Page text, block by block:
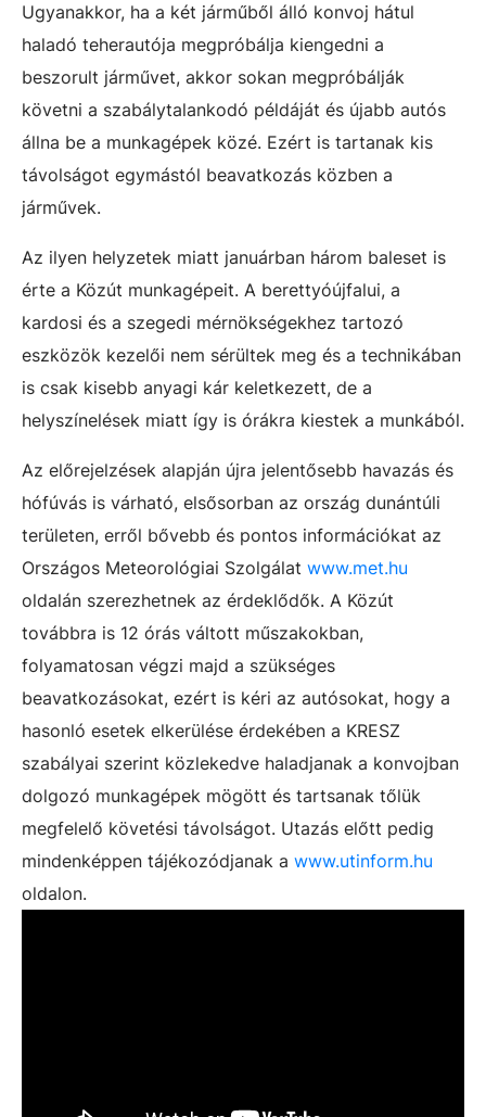
Ugyanakkor, ha a két járműből álló konvoj hátul
haladó teherautója megpróbálja kiengedni a
beszorult járművet, akkor sokan megpróbálják
követni a szabálytalankodó példáját és újabb autós
állna be a munkagépek közé. Ezért is tartanak kis
távolságot egymástól beavatkozás közben a
járművek.
Az ilyen helyzetek miatt januárban három baleset is
érte a Közút munkagépeit. A berettyóújfalui, a
kardosi és a szegedi mérnökségekhez tartozó
eszközök kezelői nem sérültek meg és a technikában
is csak kisebb anyagi kár keletkezett, de a
helyszínelések miatt így is órákra kiestek a munkából.
Az előrejelzések alapján újra jelentősebb havazás és
hófúvás is várható, elsősorban az ország dunántúli
területen, erről bővebb és pontos információkat az
Országos Meteorológiai Szolgálat www.met.hu
oldalán szerezhetnek az érdeklődők. A Közút
továbbra is 12 órás váltott műszakokban,
folyamatosan végzi majd a szükséges
beavatkozásokat, ezért is kéri az autósokat, hogy a
hasonló esetek elkerülése érdekében a KRESZ
szabályai szerint közlekedve haladjanak a konvojban
dolgozó munkagépek mögött és tartsanak tőlük
megfelelő követési távolságot. Utazás előtt pedig
mindenképpen tájékozódjanak a www.utinform.hu
oldalon.